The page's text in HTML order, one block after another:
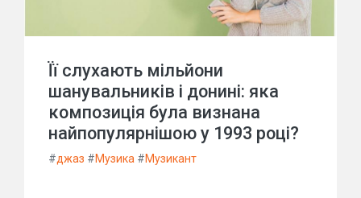
Її слухають мільйони
шанувальників і донині: яка
композиція була визнана
найпопулярнішою у 1993 році?
#джаз #Музика #Музикант